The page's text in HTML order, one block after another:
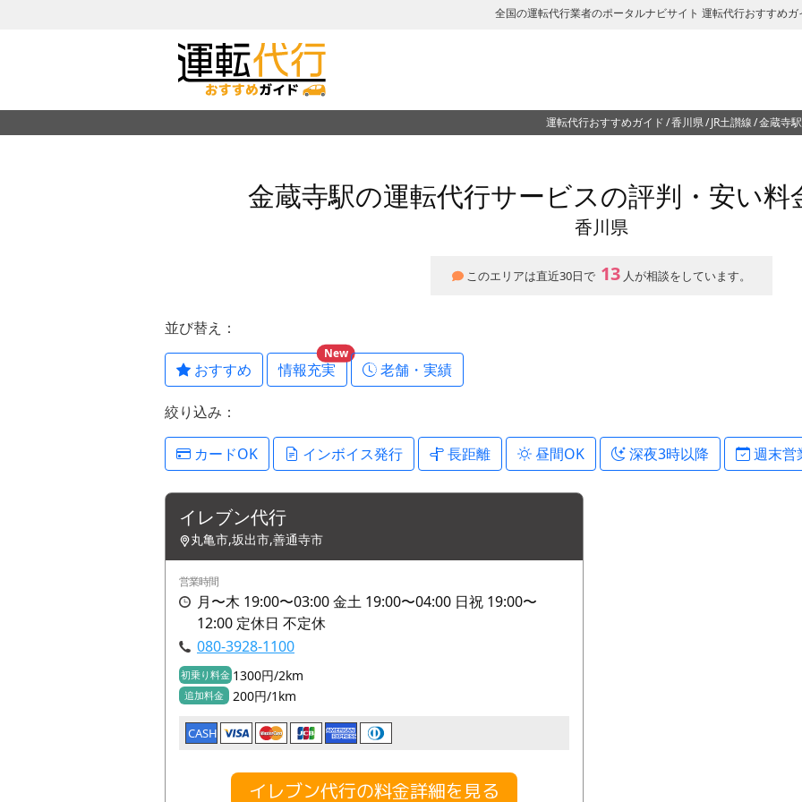
全国の運転代行業者のポータルナビサイト 運転代行おすすめ
運転代行おすすめガイド 香川県 JR土讃線 金蔵寺
金蔵寺駅の運転代行サービスの評判・安い
香川県
このエリアは直近30日で 13 人が相談をしています。
並び替え：
おすすめ 情報充実
New
老舗・実績
絞り込み：
カードOK インボイス発行 長距離 昼間OK 深夜3時以降 週末営
イレブン代行
丸亀市,坂出市,善通寺市
営業時間
月〜木 19:00〜03:00 金土 19:00〜04:00 日祝 19:00〜
12:00 定休日 不定休
080-3928-1100
初乗り料金 1300円/2km
追加料金 200円/1km
CASH
イレブン代行の料金詳細を見る